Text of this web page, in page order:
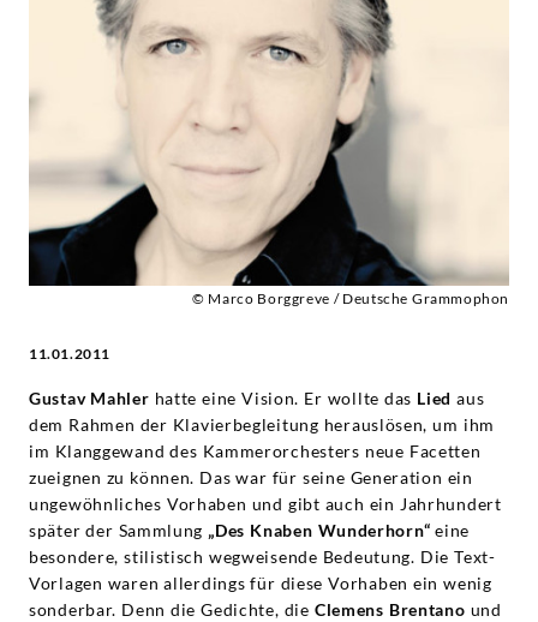
Grammophon
© Marco Borggreve / Deutsche Grammophon
11.01.2011
Gustav Mahler hatte eine Vision. Er wollte das Liedaus
dem Rahmen der Klavierbegleitung herauslösen, um ihm
im Klanggewand des Kammerorchesters neue Facetten
zueignen zu können. Das war für seine Generation ein
ungewöhnliches Vorhaben und gibt auch ein Jahrhundert
später der Sammlung „Des Knaben Wunderhorn“eine
besondere, stilistisch wegweisende Bedeutung. Die Text-
Vorlagen waren allerdings für diese Vorhaben ein wenig
sonderbar. Denn die Gedichte, die Clemens Brentano und